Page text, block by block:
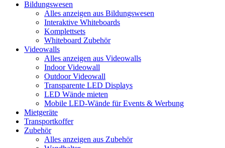
Bildungswesen
Alles anzeigen aus Bildungswesen
Interaktive Whiteboards
Komplettsets
Whiteboard Zubehör
Videowalls
Alles anzeigen aus Videowalls
Indoor Videowall
Outdoor Videowall
Transparente LED Displays
LED Wände mieten
Mobile LED-Wände für Events & Werbung
Mietgeräte
Transportkoffer
Zubehör
Alles anzeigen aus Zubehör